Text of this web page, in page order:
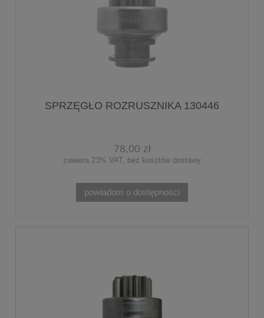
SPRZĘGŁO ROZRUSZNIKA 130446
78,00 zł
zawiera 23% VAT, bez kosztów dostawy
powiadom o dostępności